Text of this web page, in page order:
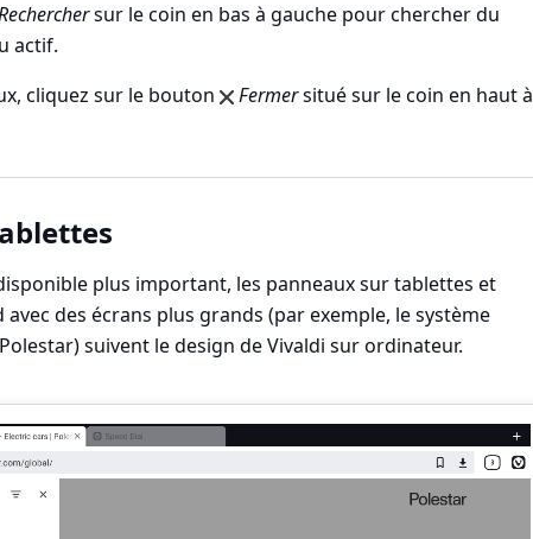
sur le coin en bas à gauche pour chercher du
actif.
cliquez sur le bouton
Fermersitué sur le coin en haut à
plus important, les panneaux sur tablettes et
des écrans plus grands (par exemple, le système
suivent le design de Vivaldi sur ordinateur.